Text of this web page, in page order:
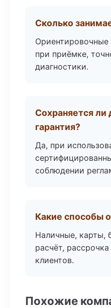
Сколько
при приёмке,
диагностики.
Сохраняется ли
гарантия?
Да, при
соблюдении
Какие способы
Наличные, карты,
расчёт,
клиентов.
Похожие